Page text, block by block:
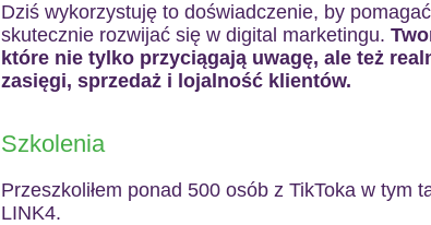
Dziś wykorzystuję to doświadczenie, by
skutecznie rozwijać się w digital marketingu.
które nie tylko przyciągają uwagę, ale też
zasięgi, sprzedaż i lojalność klientów.
Szkolenia
Przeszkoliłem ponad 500 osób z TikToka w tym
LINK4.